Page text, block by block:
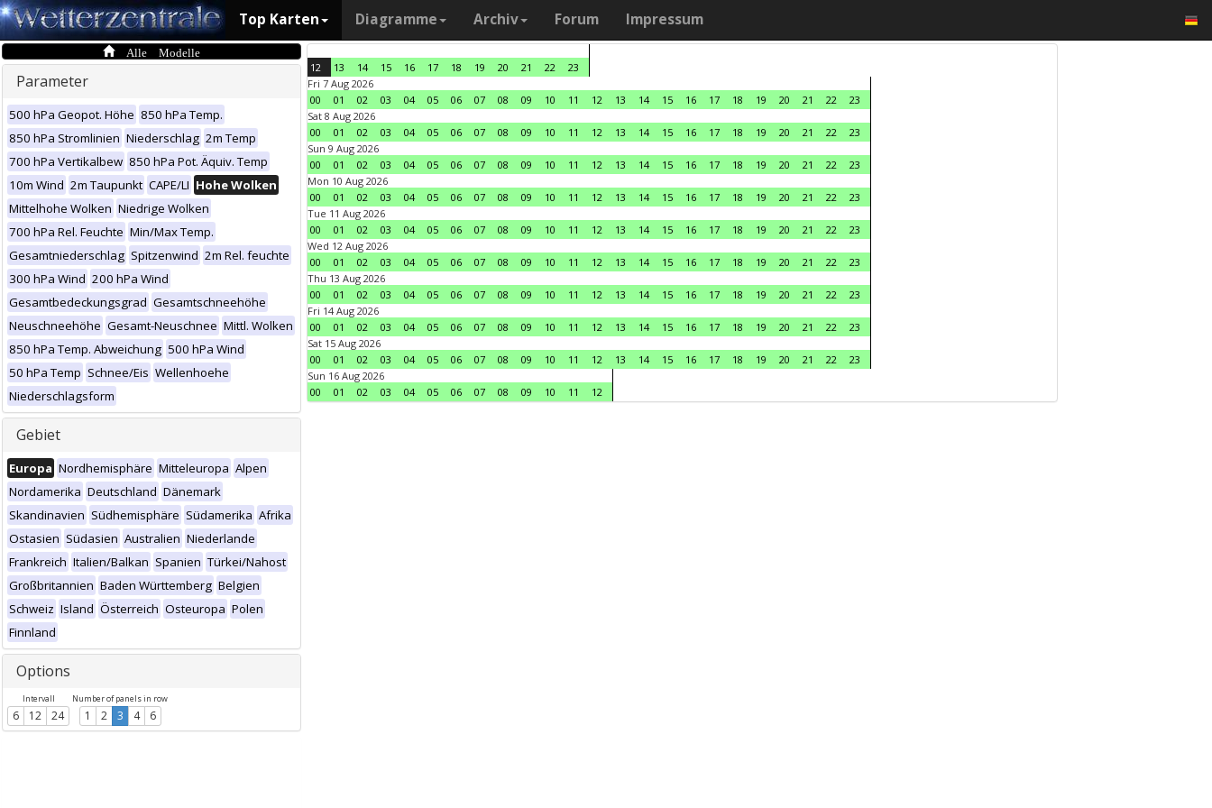
Top Karten Diagramme Archiv Forum Impressum
Alle Modelle
Parameter
500 hPa Geopot. Höhe 850 hPa Temp.
850 hPa Stromlinien Niederschlag 2m Temp
700 hPa Vertikalbew 850 hPa Pot. Äquiv. Temp
10m Wind 2m Taupunkt CAPE/LI Hohe Wolken
Mittelhohe Wolken Niedrige Wolken
700 hPa Rel. Feuchte Min/Max Temp.
Gesamtniederschlag Spitzenwind 2m Rel. feuchte
300 hPa Wind 200 hPa Wind
Gesamtbedeckungsgrad Gesamtschneehöhe
Neuschneehöhe Gesamt-Neuschnee Mittl. Wolken
850 hPa Temp. Abweichung 500 hPa Wind
50 hPa Temp Schnee/Eis Wellenhoehe
Niederschlagsform
Gebiet
Europa Nordhemisphäre Mitteleuropa Alpen
Nordamerika Deutschland Dänemark
Skandinavien Südhemisphäre Südamerika Afrika
Ostasien Südasien Australien Niederlande
Frankreich Italien/Balkan Spanien Türkei/Nahost
Großbritannien Baden Württemberg Belgien
Schweiz Island Österreich Osteuropa Polen
Finnland
Options
Intervall
6 12 24
Number of panels in row
1 2 3 4 6
12 13 14 15 16 17 18 19 20 21 22
23
Fri 7 Aug 2026
00
01 02 03 04 05 06 07 08 09 10 11 12 13 14 15 16 17 18 19 20 21 22
23
Sat 8 Aug 2026
00
01 02 03 04 05 06 07 08 09 10 11 12 13 14 15 16 17 18 19 20 21 22
23
Sun 9 Aug 2026
00
01 02 03 04 05 06 07 08 09 10 11 12 13 14 15 16 17 18 19 20 21 22
23
Mon 10 Aug 2026
00
01 02 03 04 05 06 07 08 09 10 11 12 13 14 15 16 17 18 19 20 21 22
23
Tue 11 Aug 2026
00
01 02 03 04 05 06 07 08 09 10 11 12 13 14 15 16 17 18 19 20 21 22
23
Wed 12 Aug 2026
00
01 02 03 04 05 06 07 08 09 10 11 12 13 14 15 16 17 18 19 20 21 22
23
Thu 13 Aug 2026
00
01 02 03 04 05 06 07 08 09 10 11 12 13 14 15 16 17 18 19 20 21 22
23
Fri 14 Aug 2026
00
01 02 03 04 05 06 07 08 09 10 11 12 13 14 15 16 17 18 19 20 21 22
23
Sat 15 Aug 2026
00
01 02 03 04 05 06 07 08 09 10 11 12 13 14 15 16 17 18 19 20 21 22
23
Sun 16 Aug 2026
00
01 02 03 04 05 06 07 08 09 10 11 12